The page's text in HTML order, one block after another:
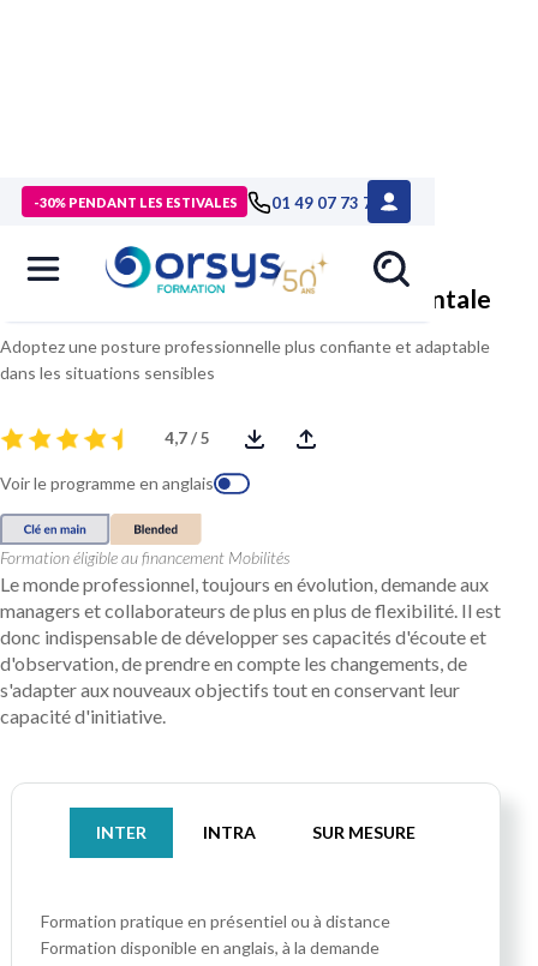
-30% PENDANT LES ESTIVALES 01 49 07 73 73
> Formations>Management - Développement personnel
Formation Développer sa flexibilité comportementale
Développer sa flexibilité comportementale
Adoptez une posture professionnelle plus confiante et adaptable
dans les situations sensibles
4,7 / 5
Voir le programme en anglais
Formation éligible au financement Mobilités
Le monde professionnel, toujours en évolution, demande aux
managers et collaborateurs de plus en plus de flexibilité. Il est
donc indispensable de développer ses capacités d'écoute et
d'observation, de prendre en compte les changements, de
s'adapter aux nouveaux objectifs tout en conservant leur
capacité d'initiative.
INTER INTRA SUR MESURE
Formation pratique en présentiel ou à distance
Formation disponible en anglais, à la demande